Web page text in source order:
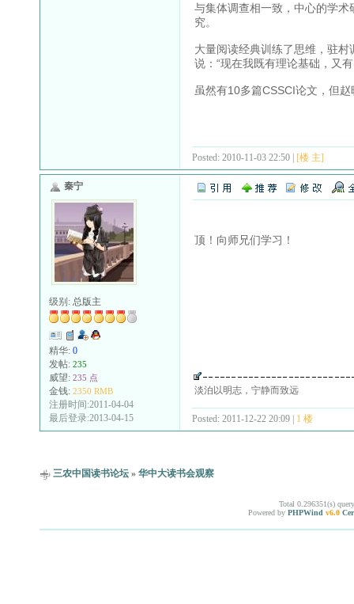
与集体调查相一致，中心的学术
究。
大量阅读经典训练了思维，驻
说：“现在我既有理论基础，又
虽然有10多篇CSSCI论文，但
Posted: 2010-11-03 22:50 | [楼 主]
秦宁
级别: 总版主
精华: 0
发帖: 235
威望: 235 点
金钱: 2350 RMB
注册时间:2011-04-04
最后登录:2013-04-15
顶！向师兄们学习！
淡泊以明志，宁静而致远
Posted: 2011-12-22 20:09 | 1 楼
三农中国读书论坛 » 华中大读书会观察
Total 0.296351(s)
Powered by PHPWind v6.0